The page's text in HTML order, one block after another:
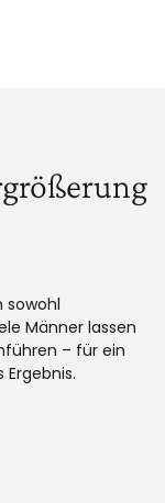
sowohl
Männer lassen
– für ein